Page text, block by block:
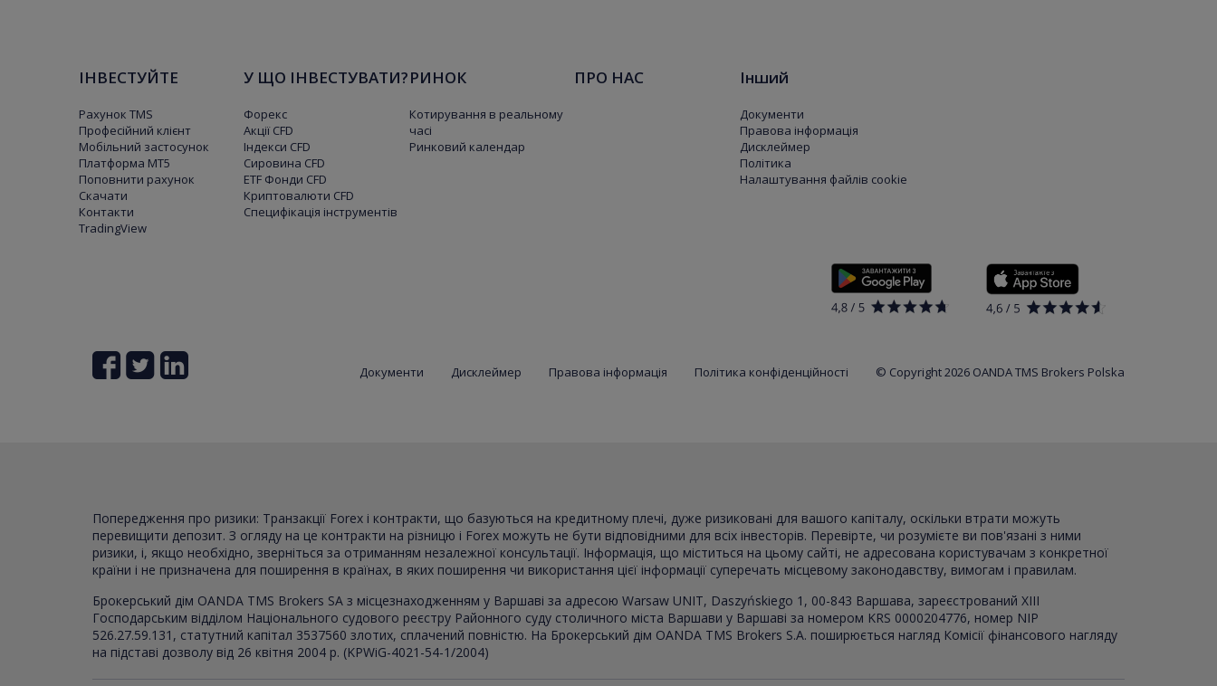
ІНВЕСТУЙТЕ
Рахунок TMS
Професійний клієнт
Мобільний застосунок
Платформа МТ5
Поповнити рахунок
Скачати
Контакти
TradingView
У ЩО ІНВЕСТУВАТИ?
Форекс
Акції CFD
Індекси CFD
Сировина CFD
ETF Фонди CFD
Криптовалюти CFD
Специфікація інструментів
РИНОК
Котирування в реальному
часі
Ринковий календар
ПРО НАС Інший
Документи
Правова інформація
Дисклеймер
Політика
Налаштування файлів cookie
Документи Дисклеймер Правова інформація Політика конфіденційності © Copyright 2026 OANDA TMS Brokers Polska
Попередження про ризики: Транзакції Forex і контракти, що базуються на кредитному плечі, дуже ризиковані для вашого капіталу, оскільки втрати можуть
перевищити депозит. З огляду на це контракти на різницю і Forex можуть не бути відповідними для всіх інвесторів. Перевірте, чи розумієте ви пов'язані з ними
ризики, і, якщо необхідно, зверніться за отриманням незалежної консультації. Інформація, що міститься на цьому сайті, не адресована користувачам з конкретної
країни і не призначена для поширення в країнах, в яких поширення чи використання цієї інформації суперечать місцевому законодавству, вимогам і правилам.
Брокерський дім OANDA TMS Brokers SA з місцезнаходженням у Варшаві за адресою Warsaw UNIT, Daszyńskiego 1, 00-843 Варшава, зареєстрований XIII
Господарським відділом Національного судового реєстру Районного суду столичного міста Варшави у Варшаві за номером KRS 0000204776, номер NIP
526.27.59.131, статутний капітал 3537560 злотих, сплачений повністю. На Брокерський дім OANDA TMS Brokers S.A. поширюється нагляд Комісії фінансового нагляду
на підставі дозволу від 26 квітня 2004 р. (KPWiG-4021-54-1/2004)